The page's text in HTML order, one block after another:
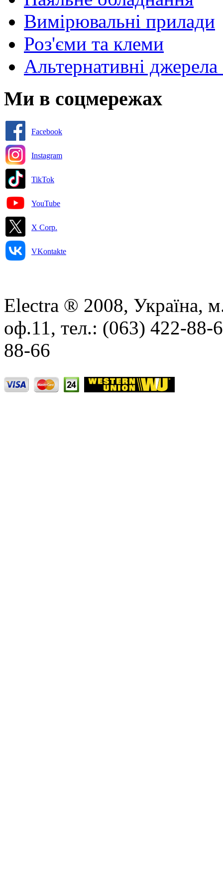
Вимірювальні прилади
Роз'єми та клеми
Альтернативні джерела
Ми в соцмережах
Facebook
Instagram
TikTok
YouTube
X Corp.
VKontakte
Electra ® 2008, Україна,
оф.11, тел.: (063) 422-
88-66